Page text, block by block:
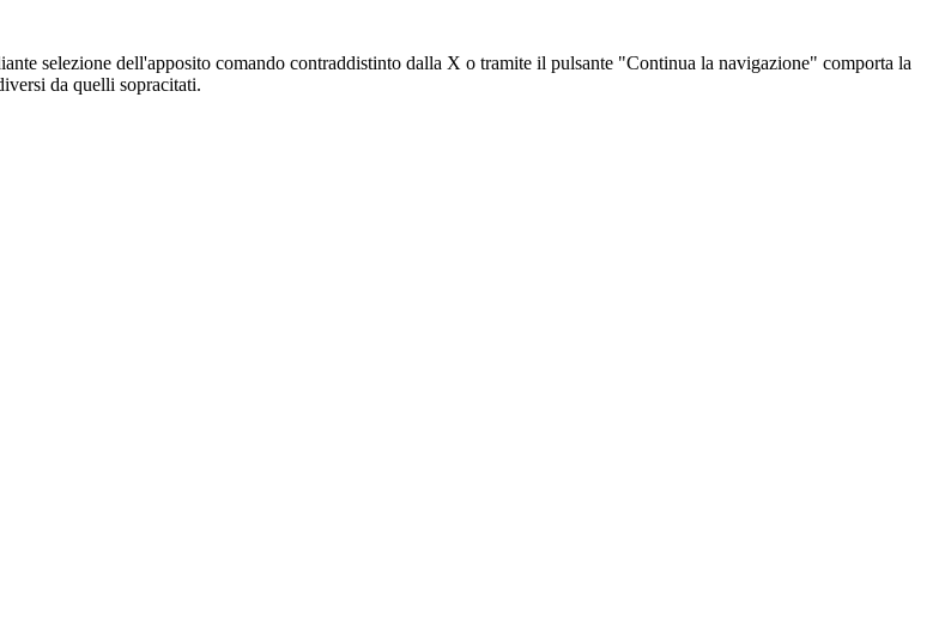
selezione dell'apposito comando contraddistinto dalla X o tramite il pulsante "Continua la navigazione" comporta la
da quelli sopracitati.